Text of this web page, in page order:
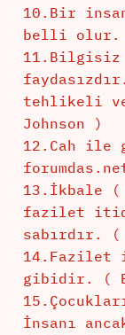
10.Bir
belli olur.
tehlikeli
Johnson )
12.Cah ile
13.İkbale
fazilet
sabırdır. (
14.Fazilet
gibidir. (
İnsanı